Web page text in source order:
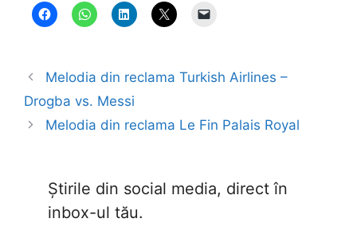
Melodia din reclama Turkish Airlines –
Drogba vs. Messi
Melodia din reclama Le Fin Palais Royal
Știrile din social media, direct în
inbox-ul tău.